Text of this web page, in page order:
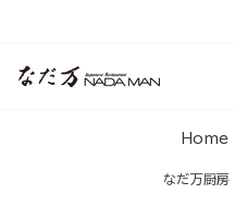
Home
なだ万厨房